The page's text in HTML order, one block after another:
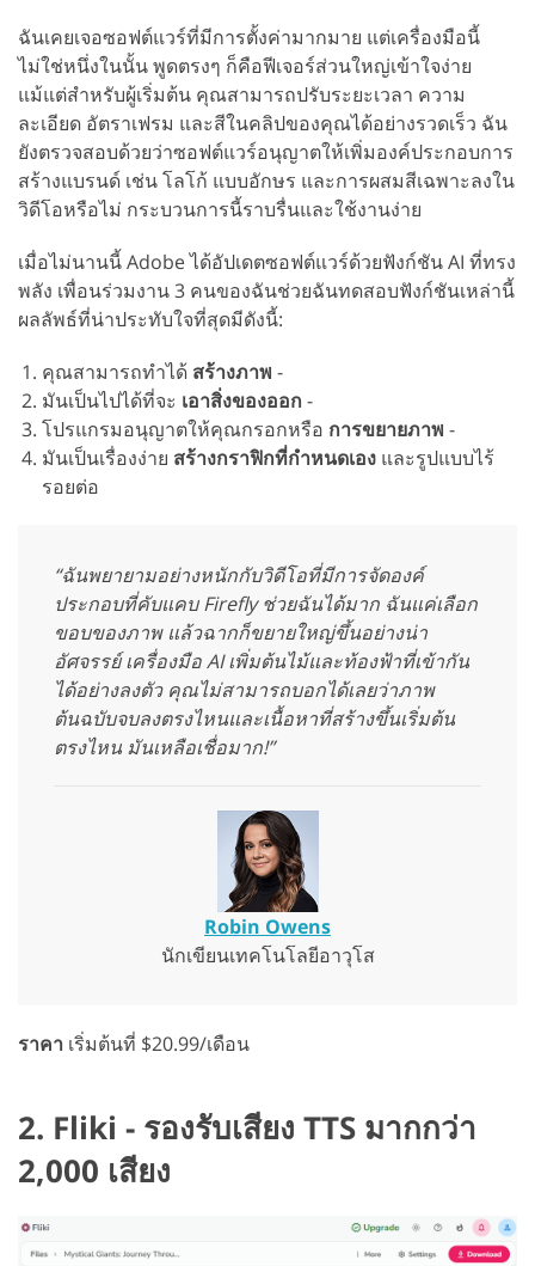
ฉันเคยเจอซอฟต์แวร์ที่มีการตั้งค่ามากมาย แต่เครื่องมือนี้
ไม่ใช่หนึ่งในนั้น พูดตรงๆ ก็คือฟีเจอร์ส่วนใหญ่เข้าใจง่าย
แม้แต่สำหรับผู้เริ่มต้น คุณสามารถปรับระยะเวลา ความ
ละเอียด อัตราเฟรม และสีในคลิปของคุณได้อย่างรวดเร็ว ฉัน
ยังตรวจสอบด้วยว่าซอฟต์แวร์อนุญาตให้เพิ่มองค์ประกอบการ
สร้างแบรนด์ เช่น โลโก้ แบบอักษร และการผสมสีเฉพาะลงใน
วิดีโอหรือไม่ กระบวนการนี้ราบรื่นและใช้งานง่าย
เมื่อไม่นานนี้ Adobe ได้อัปเดตซอฟต์แวร์ด้วยฟังก์ชัน AI ที่ทรง
พลัง เพื่อนร่วมงาน 3 คนของฉันช่วยฉันทดสอบฟังก์ชันเหล่านี้
ผลลัพธ์ที่น่าประทับใจที่สุดมีดังนี้:
คุณสามารถทำได้ สร้างภาพ -
มันเป็นไปได้ที่จะ เอาสิ่งของออก -
โปรแกรมอนุญาตให้คุณกรอกหรือ การขยายภาพ -
มันเป็นเรื่องง่าย สร้างกราฟิกที่กำหนดเอง และรูปแบบไร้
รอยต่อ
“ฉันพยายามอย่างหนักกับวิดีโอที่มีการจัดองค์
ประกอบที่คับแคบ Firefly ช่วยฉันได้มาก ฉันแค่เลือก
ขอบของภาพ แล้วฉากก็ขยายใหญ่ขึ้นอย่างน่า
อัศจรรย์ เครื่องมือ AI เพิ่มต้นไม้และท้องฟ้าที่เข้ากัน
ได้อย่างลงตัว คุณไม่สามารถบอกได้เลยว่าภาพ
ต้นฉบับจบลงตรงไหนและเนื้อหาที่สร้างขึ้นเริ่มต้น
ตรงไหน มันเหลือเชื่อมาก!”
Robin Owens
นักเขียนเทคโนโลยีอาวุโส
ราคา เริ่มต้นที่ $20.99/เดือน
2. Fliki - รองรับเสียง TTS มากกว่า
2,000 เสียง